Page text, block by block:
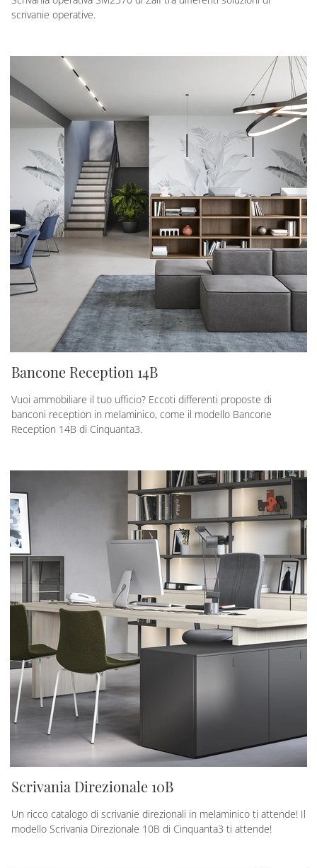
scrivanie operative.
Bancone Reception 14B
Vuoi ammobiliare il tuo ufficio? Eccoti differenti proposte di
banconi reception in melaminico, come il modello Bancone
Reception 14B di Cinquanta3.
Scrivania Direzionale 10B
Un ricco catalogo di scrivanie direzionali in melaminico ti attende! Il
modello Scrivania Direzionale 10B di Cinquanta3 ti attende!